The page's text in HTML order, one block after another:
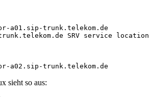
a01.sip-trunk.telekom.de
SRV service
a02.sip-trunk.telekom.de
sieht so aus: